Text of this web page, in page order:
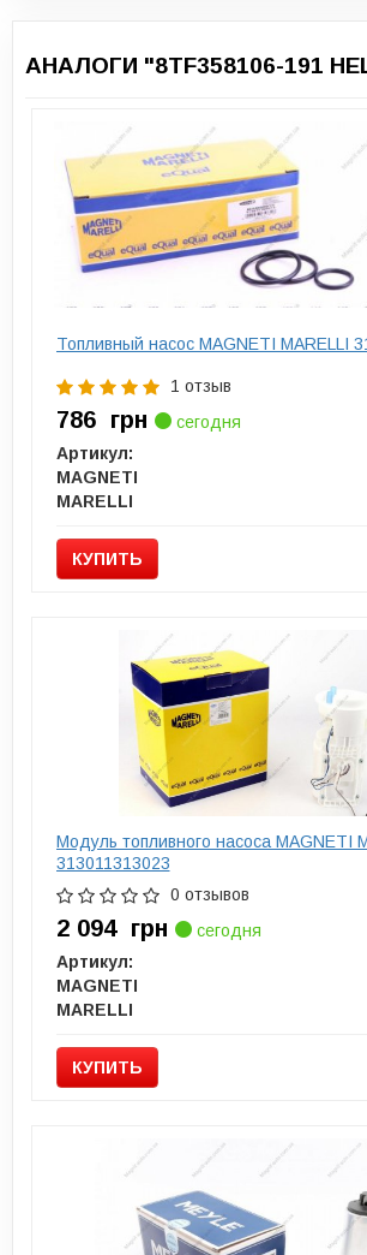
АНАЛОГИ "8TF358106-191
Топливный насос MAGNETI MARELLI
1 отзыв
786 грн
сегодня
Артикул:
MAGNETI
MARELLI
КУПИТЬ
Модуль топливного насоса MAGNETI
313011313023
0 отзывов
2 094 грн
сегодня
Артикул:
MAGNETI
MARELLI
КУПИТЬ